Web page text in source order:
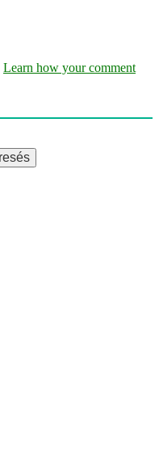
Learn how your comment